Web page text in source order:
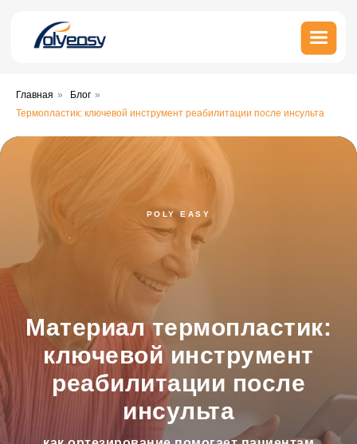
Главная » Блог »
Термопластик: ключевой инструмент реабилитации после инсульта
POLY EASY
Материал термопластик:
ключевой инструмент
реабилитации после
инсульта